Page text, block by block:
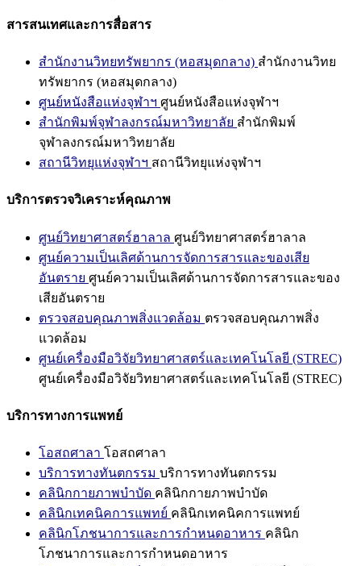
สารสนเทศและการสื่อสาร
สำนักงานวิทยทรัพยากร (หอสมุดกลาง) สำนักงานวิทย
ทรัพยากร (หอสมุดกลาง)
ศูนย์หนังสือแห่งจุฬาฯ ศูนย์หนังสือแห่งจุฬาฯ
สำนักพิมพ์จุฬาลงกรณ์มหาวิทยาลัย สำนักพิมพ์
จุฬาลงกรณ์มหาวิทยาลัย
สถานีวิทยุแห่งจุฬาฯ สถานีวิทยุแห่งจุฬาฯ
บริการตรวจวิเคราะห์คุณภาพ
ศูนย์วิทยาศาสตร์ฮาลาล ศูนย์วิทยาศาสตร์ฮาลาล
ศูนย์ความเป็นเลิศด้านการจัดการสารและของเสีย
อันตราย ศูนย์ความเป็นเลิศด้านการจัดการสารและของ
เสียอันตราย
ตรวจสอบคุณภาพสิ่งแวดล้อม ตรวจสอบคุณภาพสิ่ง
แวดล้อม
ศูนย์เครื่องมือวิจัยวิทยาศาสตร์และเทคโนโลยี (STREC)
ศูนย์เครื่องมือวิจัยวิทยาศาสตร์และเทคโนโลยี (STREC)
บริการทางการแพทย์
โอสถศาลา โอสถศาลา
บริการทางทันตกรรม บริการทางทันตกรรม
คลินิกกายภาพบำบัด คลินิกกายภาพบำบัด
คลินิกเทคนิคการแพทย์ คลินิกเทคนิคการแพทย์
คลินิกโภชนาการและการกำหนดอาหาร คลินิก
โภชนาการและการกำหนดอาหาร